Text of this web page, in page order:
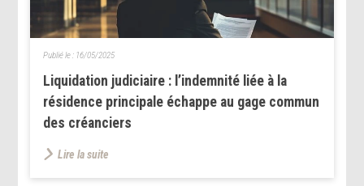
Liquidation judiciaire : l’indemnité liée à la
résidence principale échappe au gage commun
des créanciers
Publié le : 16/05/2025
Lire la suite